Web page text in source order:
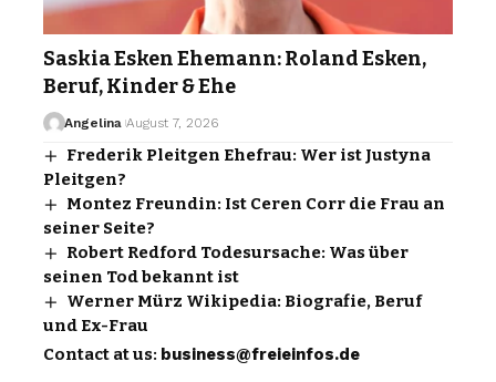
Saskia Esken Ehemann: Roland Esken,
Beruf, Kinder & Ehe
Angelina August 7, 2026
Frederik Pleitgen Ehefrau: Wer ist Justyna
Pleitgen?
Montez Freundin: Ist Ceren Corr die Frau an
seiner Seite?
Robert Redford Todesursache: Was über
seinen Tod bekannt ist
Werner Mürz Wikipedia: Biografie, Beruf
und Ex-Frau
Contact at us: business@freieinfos.de